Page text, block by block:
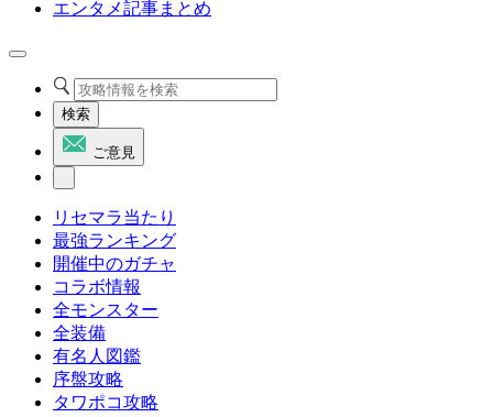
エンタメ記事まとめ
検索
ご意見
リセマラ当たり
最強ランキング
開催中のガチャ
コラボ情報
全モンスター
全装備
有名人図鑑
序盤攻略
タワポコ攻略